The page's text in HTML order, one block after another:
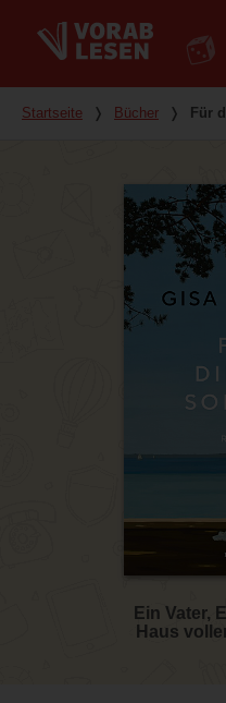
Du bist hier
Startseite ❭ Bücher ❭ Für
Ein Vater,
Haus